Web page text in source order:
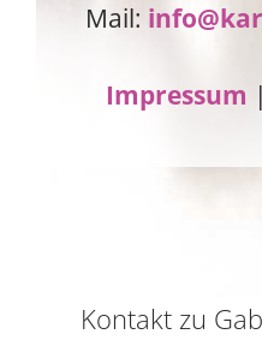
Mail:
Impressum |
Kontakt zu